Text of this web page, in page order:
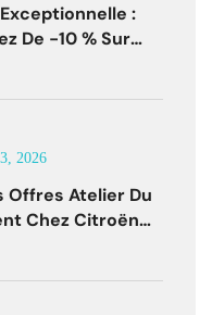
:
De -10 % Sur
2026
Offres Atelier Du
Chez Citroën